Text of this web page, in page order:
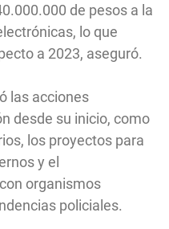
de pesos a la
lo que
a 2023, aseguró.
las acciones
desde su inicio, como
los proyectos para
y el
organismos
policiales.